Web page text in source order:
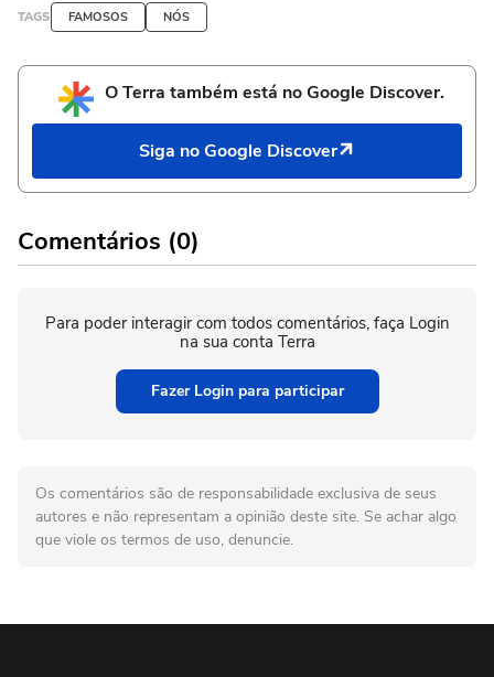
TAGS FAMOSOS NÓS
O Terra também está no Google Discover.
Siga no Google Discover
Comentários (0)
Para poder interagir com todos comentários, faça Login
na sua conta Terra
Fazer Login para participar
Os comentários são de responsabilidade exclusiva de seus
autores e não representam a opinião deste site. Se achar algo
que viole os termos de uso, denuncie.